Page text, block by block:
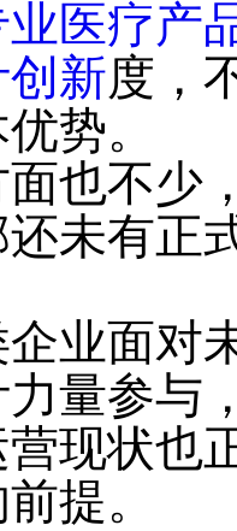
医疗产
新度，
势。
也不少
未有正
面对未
量参与
营现状也
提。